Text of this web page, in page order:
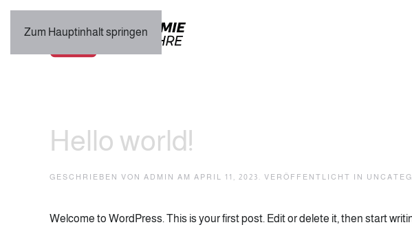
Zum Hauptinhalt springen
Hello world!
GESCHRIEBEN VON ADMIN AM APRIL 11, 2023 . VERÖFFENTLICHT IN
Welcome to WordPress. This is your first post. Edit or delete it, then start